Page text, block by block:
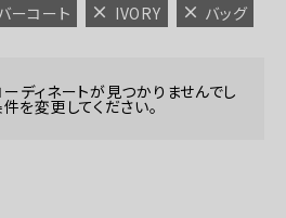
ーコート IVORY バッグ
ディネートが見つかりませんでし
を変更してください。